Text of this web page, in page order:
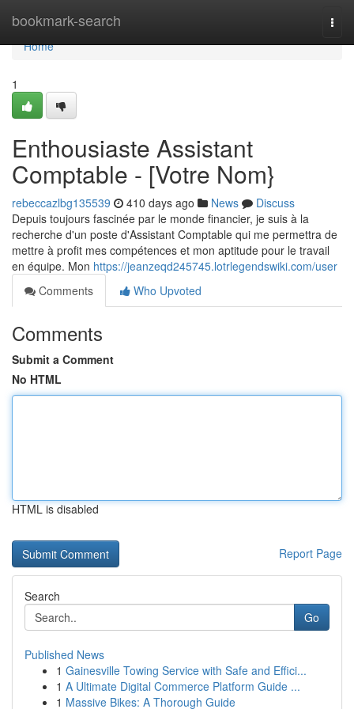
bookmark-search
Home
Home
1
Enthousiaste Assistant
Comptable - [Votre Nom}
rebeccazlbg135539 410 days ago News
Discuss
Depuis toujours fascinée par le monde financier, je suis à la
recherche d'un poste d'Assistant Comptable qui me permettra de
mettre à profit mes compétences et mon aptitude pour le travail
en équipe. Mon https://jeanzeqd245745.lotrlegendswiki.com/user
Comments
Who Upvoted
Comments
Submit a Comment
No HTML
HTML is disabled
Report Page
Search
Go
Published News
1 Gainesville Towing Service with Safe and Effici...
1 A Ultimate Digital Commerce Platform Guide ...
1 Massive Bikes: A Thorough Guide